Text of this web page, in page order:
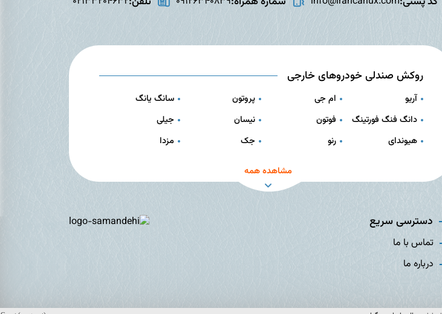
روکش صندلی خودروهای خارجی
آریو ام جی پروتون
سانگ یانگ
دانگ فنگ فورتینگ
فوتون نیسان
جیلی
هیوندای
رنو جک مزدا
مشاهده همه
دسترسی سریع
تماس با ما
درباره ما